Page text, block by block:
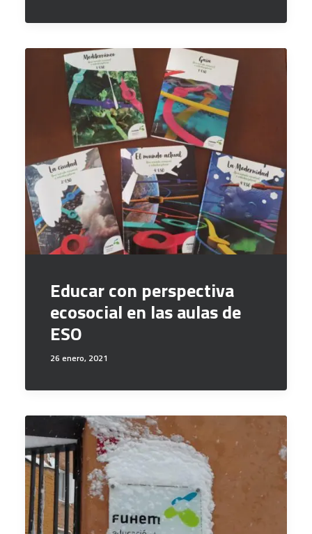
Educar con perspectiva
ecosocial en las aulas de
ESO
26 enero, 2021